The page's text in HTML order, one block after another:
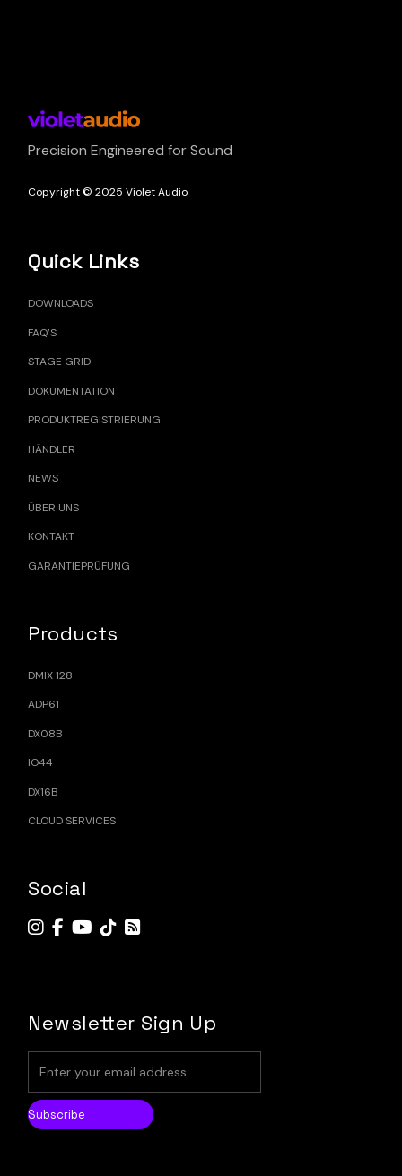
Precision Engineered for Sound
Copyright © 2025 Violet Audio
Quick Links
DOWNLOADS
FAQ’S
STAGE GRID
DOKUMENTATION
PRODUKTREGISTRIERUNG
HÄNDLER
NEWS
ÜBER UNS
KONTAKT
GARANTIEPRÜFUNG
Products
DMIX 128
ADP61
DX08B
IO44
DX16B
CLOUD SERVICES
Social
Newsletter Sign Up